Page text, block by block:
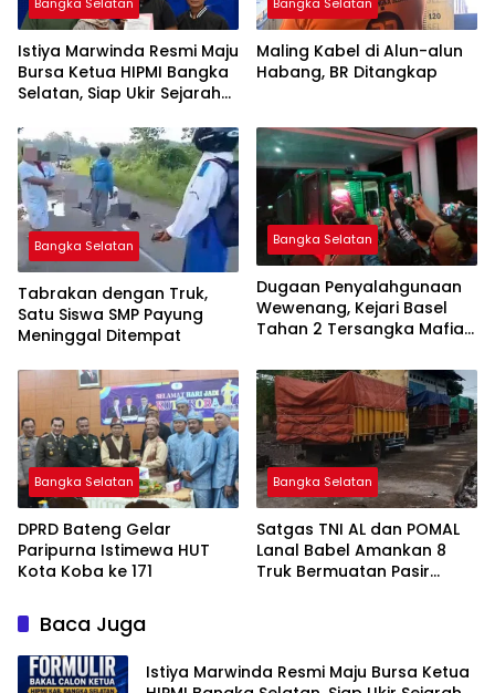
Istiya Marwinda Resmi Maju
Bursa Ketua HIPMI Bangka
Selatan, Siap Ukir Sejarah
Pertama
Maling Kabel di Alun-alun
Habang, BR Ditangkap
Bangka Selatan
Tabrakan dengan Truk,
Satu Siswa SMP Payung
Meninggal Ditempat
Bangka Selatan
Dugaan Penyalahgunaan
Wewenang, Kejari Basel
Tahan 2 Tersangka Mafia
Bangka Selatan
DPRD Bateng Gelar
Paripurna Istimewa HUT
Kota Koba ke 171
Bangka Selatan
Satgas TNI AL dan POMAL
Lanal Babel Amankan 8
Truk Bermuatan Pasir
Baca Juga
Istiya Marwinda Resmi Maju Bursa Ketua